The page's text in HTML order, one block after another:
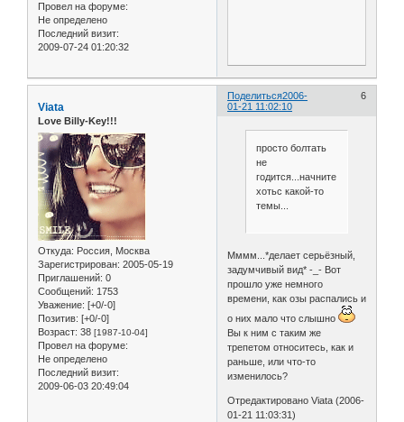
Провел на форуме:
Не определено
Последний визит:
2009-07-24 01:20:32
Поделиться 6
2006-
01-21 11:02:10
Viata
Love Billy-Key!!!
Откуда: Россия, Москва
Зарегистрирован: 2005-05-19
Приглашений: 0
Сообщений: 1753
Уважение: [+0/-0]
Позитив: [+0/-0]
Возраст: 38 [1987-10-04]
Провел на форуме:
Не определено
Последний визит:
2009-06-03 20:49:04
просто болтать
не
годится...начните
хотьс какой-то
темы...
Мммм...*делает серьёзный,
задумчивый вид* -_- Вот
прошло уже немного
времени, как озы распались и
о них мало что слышно
Вы к ним с таким же
трепетом относитесь, как и
раньше, или что-то
изменилось?
Отредактировано Viata (2006-
01-21 11:03:31)